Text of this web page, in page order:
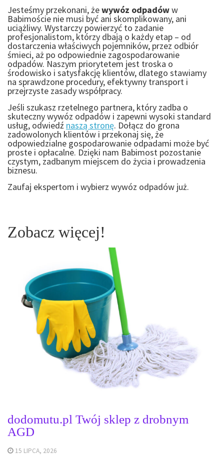
Jesteśmy przekonani, żewywóz odpadóww
Babimoście nie musi być ani skomplikowany, ani
uciążliwy. Wystarczy powierzyć to zadanie
profesjonalistom, którzy dbają o każdy etap – od
dostarczenia właściwych pojemników, przez odbiór
śmieci, aż po odpowiednie zagospodarowanie
odpadów. Naszym priorytetem jest troska o
środowisko i satysfakcję klientów, dlatego stawiamy
na sprawdzone procedury, efektywny transport i
przejrzyste zasady współpracy.
Jeśli szukasz rzetelnego partnera, który zadba o
skuteczny wywóz odpadów i zapewni wysoki standard
usług, odwiedź naszą stronę. Dołącz do grona
zadowolonych klientów i przekonaj się, że
odpowiedzialne gospodarowanie odpadami może być
proste i opłacalne. Dzięki nam Babimost pozostanie
czystym, zadbanym miejscem do życia i prowadzenia
biznesu.
Zaufaj ekspertom i wybierz wywóz odpadów już.
Zobacz więcej!
dodomutu.pl Twój sklep z drobnym
AGD
15 LIPCA, 2026